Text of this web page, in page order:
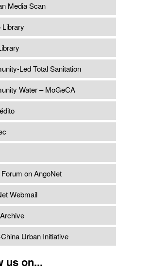
Media Scan
Library
Led Total Sanitation
Water – MoGeCA
on AngoNet
Webmail
Urban Initiative
us on...